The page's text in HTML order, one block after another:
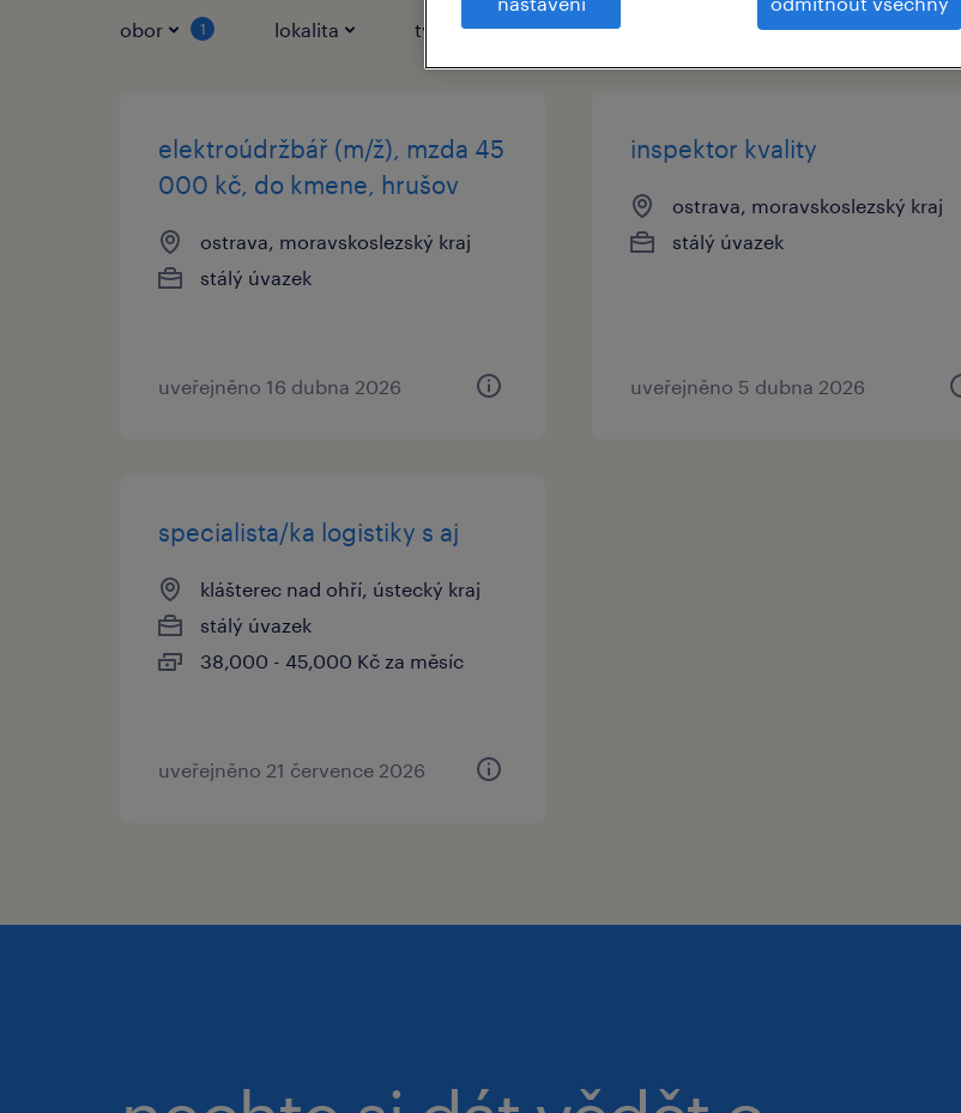
obor 1 lokalita typ práce
elektroúdržbář (m/ž), mzda 45
000 kč, do kmene, hrušov
ostrava, moravskoslezský kraj
stálý úvazek
uveřejněno 16 dubna 2026
inspektor kvality
ostrava, moravskoslezský kraj
stálý úvazek
uveřejněno 5 dubna 2026
specialista/ka logistiky s aj
klášterec nad ohří, ústecký kraj
stálý úvazek
38,000 - 45,000 Kč za měsíc
uveřejněno 21 července 2026